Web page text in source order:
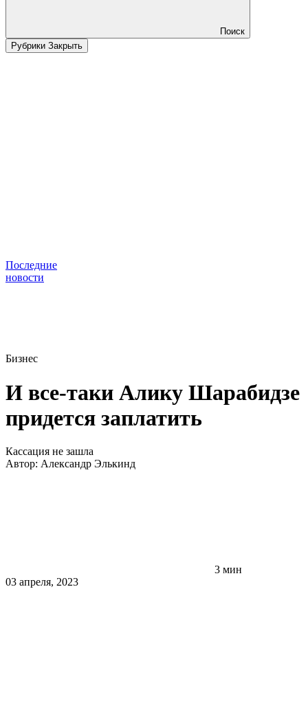
Поиск
Рубрики Закрыть
Последние
новости
Бизнес
И все-таки Алику Шарабидзе
придется заплатить
Кассация не зашла
Автор: Александр Элькинд
3 мин
03 апреля, 2023